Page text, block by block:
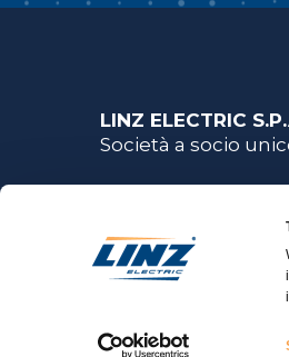
LINZ ELECTRIC
Società a socio
37040 Arcole
T.+39 045 763 92 01
Linz Electric S.p.A. -